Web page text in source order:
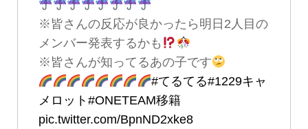
※皆さんの反応が良かったら明日2人目の
メンバー発表するかも
※皆さんが知ってるあの子です
#てるてる#1229キャ
メロット #ONETEAM移籍
pic.twitter.com/BpnND2xke8